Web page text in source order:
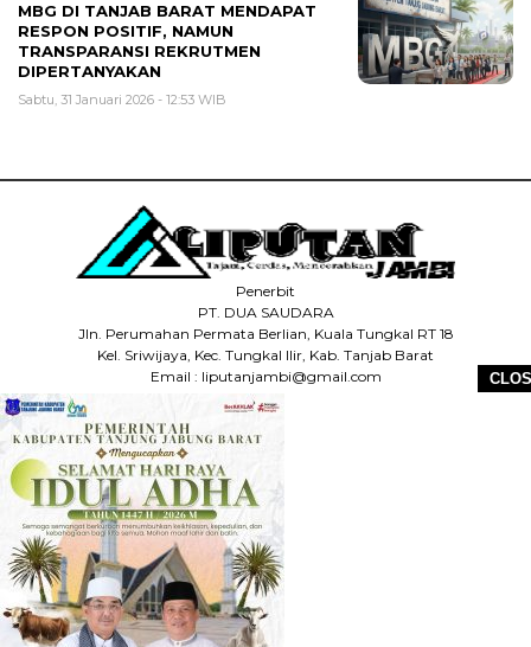
MBG DI TANJAB BARAT MENDAPAT
RESPON POSITIF, NAMUN
TRANSPARANSI REKRUTMEN
DIPERTANYAKAN
Sabtu, 31 Januari 2026 - 12:53 WIB
Penerbit
PT. DUA SAUDARA
Jln. Perumahan Permata Berlian, Kuala Tungkal RT 18
Kel. Sriwijaya, Kec. Tungkal Ilir, Kab. Tanjab Barat
Email : liputanjambi@gmail.com
HP +62 831-5083-5655
HOME REDAKSI
PEDOMAN MEDIA SIBER
DISCLAIMER
INFO IKLAN
COPYRIGHT © 2026 LIPUTANJAMBI.ID - ALL RIGHTS RESERVED